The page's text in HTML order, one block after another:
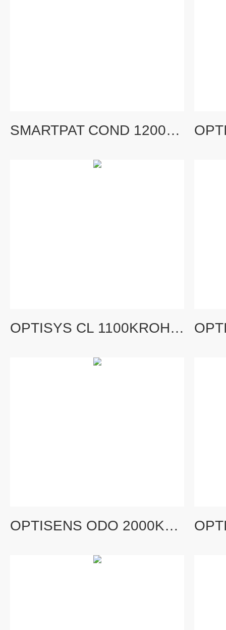
SMARTPAT COND 1200KROHNE科隆电感导电率传感器 电导率仪
OPTISYS CL 1100KROHNE科隆余氯测定仪
OPTISENS ODO 2000KROHNE科隆光学溶解氧传感器